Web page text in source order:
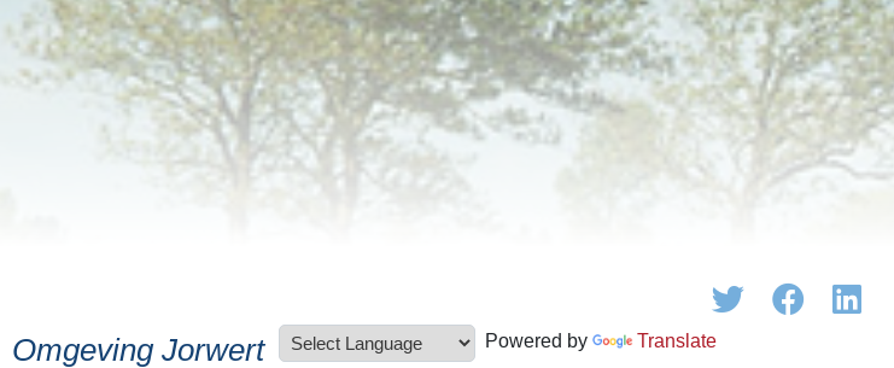
Omgeving Jorwert Powered by Translate